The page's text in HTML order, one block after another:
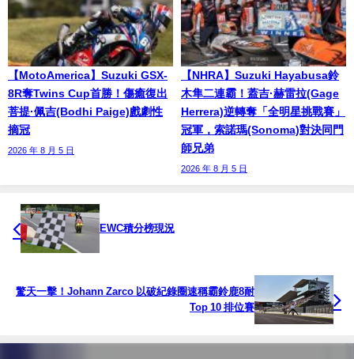
【MotoAmerica】Suzuki GSX-
8R奪Twins Cup首勝！傷癒復出
菩提·佩吉(Bodhi Paige)戲劇性
摘冠
2026 年 8 月 5 日
【NHRA】Suzuki Hayabusa鈴
木隼二連霸！蓋吉·赫雷拉(Gage
Herrera)逆轉奪「全明星挑戰賽」
冠軍，索諾瑪(Sonoma)對決同門
師兄弟
2026 年 8 月 5 日
EWC積分榜現況
驚天一擊！Johann Zarco 以破紀錄圈速稱霸鈴鹿8耐
Top 10 排位賽